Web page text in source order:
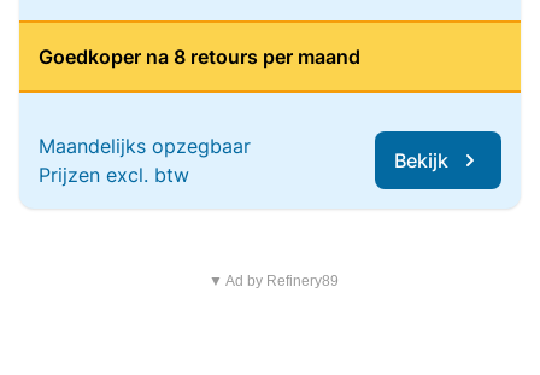
Goedkoper na 8 retours per maand
Maandelijks opzegbaar
Prijzen excl. btw
Bekijk
▼ Ad by Refinery89